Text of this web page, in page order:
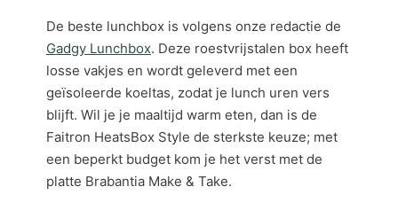
De beste lunchbox is volgens onze redactie de
Gadgy Lunchbox. Deze roestvrijstalen box heeft
losse vakjes en wordt geleverd met een
geïsoleerde koeltas, zodat je lunch uren vers
blijft. Wil je je maaltijd warm eten, dan is de
Faitron HeatsBox Style de sterkste keuze; met
een beperkt budget kom je het verst met de
platte Brabantia Make & Take.